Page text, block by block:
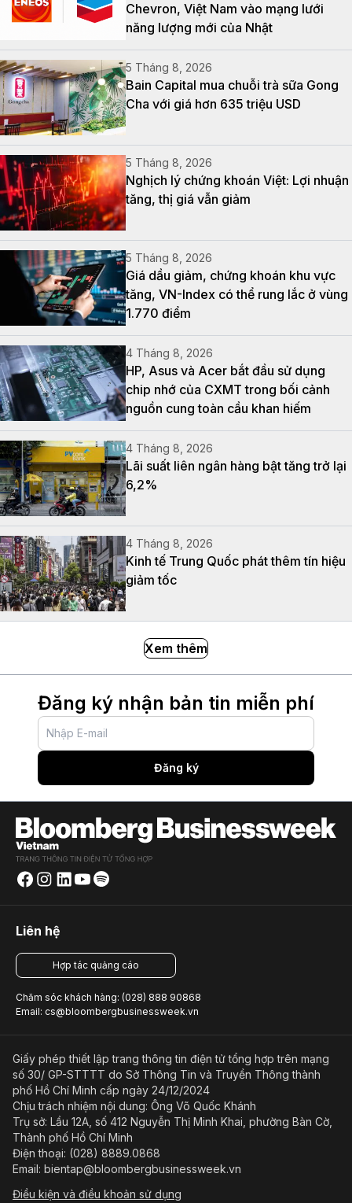
Chevron, Việt Nam vào mạng lưới
năng lượng mới của Nhật
5 Tháng 8, 2026
Bain Capital mua chuỗi trà sữa Gong
Cha với giá hơn 635 triệu USD
5 Tháng 8, 2026
Nghịch lý chứng khoán Việt: Lợi nhuận
tăng, thị giá vẫn giảm
5 Tháng 8, 2026
Giá dầu giảm, chứng khoán khu vực
tăng, VN-Index có thể rung lắc ở vùng
1.770 điểm
4 Tháng 8, 2026
HP, Asus và Acer bắt đầu sử dụng
chip nhớ của CXMT trong bối cảnh
nguồn cung toàn cầu khan hiếm
4 Tháng 8, 2026
Lãi suất liên ngân hàng bật tăng trở lại
6,2%
4 Tháng 8, 2026
Kinh tế Trung Quốc phát thêm tín hiệu
giảm tốc
Xem thêm
Đăng ký nhận bản tin miễn phí
Đăng ký
Liên hệ
Hợp tác quảng cáo
Chăm sóc khách hàng: (028) 888 90868
Email: cs@bloombergbusinessweek.vn
Giấy phép thiết lập trang thông tin điện tử tổng hợp trên mạng
số 30/ GP-STTTT do Sở Thông Tin và Truyền Thông thành
phố Hồ Chí Minh cấp ngày 24/12/2024
Chịu trách nhiệm nội dung: Ông Võ Quốc Khánh
Trụ sở: Lầu 12A, số 412 Nguyễn Thị Minh Khai, phường Bàn Cờ,
Thành phố Hồ Chí Minh
Điện thoại: (028) 8889.0868
Email: bientap@bloombergbusinessweek.vn
Điều kiện và điều khoản sử dụng